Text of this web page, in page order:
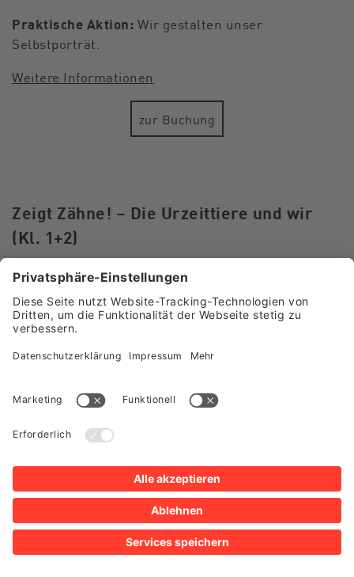
Praktische Aktion: Wir gestalten unser
Selbstporträt.
Weitere Informationen
zur Buchung
Zeigt Zähne! – Die Urzeittiere und wir
(Kl. 1+2)
Wir erforschen beeindruckende Tiere der Urzeit,
mit unseren eigenen und mit Werkzeugen
entdecken wir erstaunliche Gemeinsamkeiten und
Unterschiede. Durch ein aufschlussreiches
Zähneputzen.
Praktische Aktion:
modellierten Zahn eines Urzeittiers mit nach
Hause.
Weitere Informationen
zur Buchung